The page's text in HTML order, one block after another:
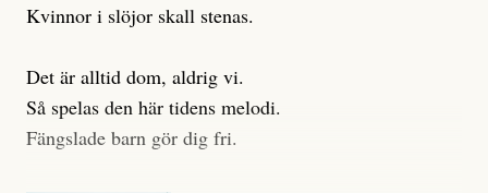
Kvinnor i slöjor skall stenas.
Det är alltid dom, aldrig vi.
Så spelas den här tidens melodi.
Fängslade barn gör dig fri.